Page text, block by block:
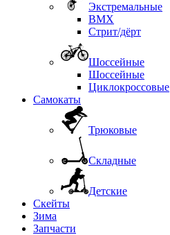
Экстремальные
BMX
Стрит/дёрт
Шоссейные
Шоссейные
Циклокроссовые
Самокаты
Трюковые
Складные
Детские
Скейты
Зима
Запчасти